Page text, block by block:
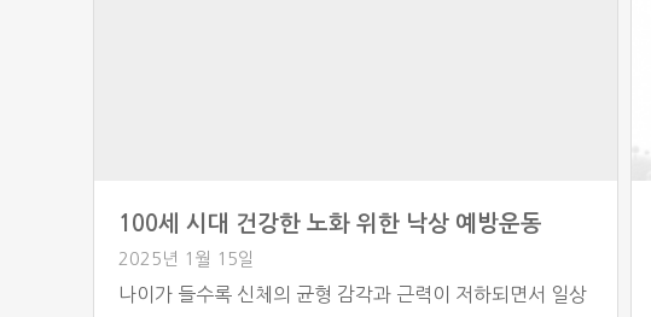
100세 시대 건강한 노화 위한 낙상 예방운동
2025년 1월 15일
나이가 들수록 신체의 균형 감각과 근력이 저하되면서 일상